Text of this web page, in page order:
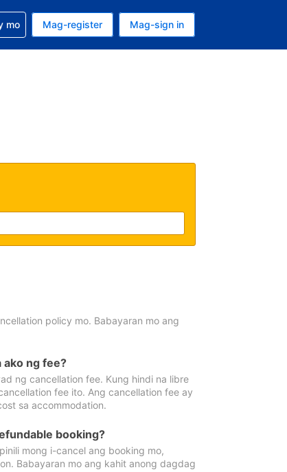
mo ngayon
wika mo ngayon
sa reservation mo
mo Mag-register Mag-sign in
policy mo. Babayaran mo ang
ako ng fee?
ng cancellation fee. Kung hindi na libre
fee ito. Ang cancellation fee ay
sa accommodation.
booking?
mong i-cancel ang booking mo,
Babayaran mo ang kahit anong dagdag